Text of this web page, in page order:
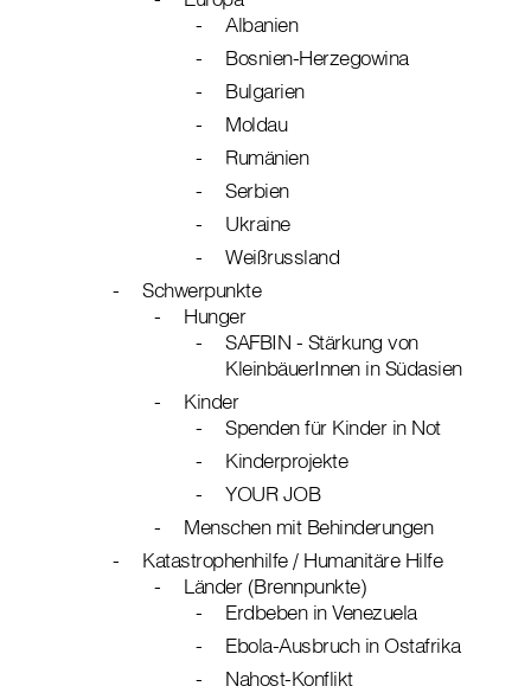
Albanien
Bosnien-Herzegowina
Bulgarien
Moldau
Rumänien
Serbien
Ukraine
Weißrussland
Schwerpunkte
Hunger
SAFBIN - Stärkung von
KleinbäuerInnen in Südasien
Kinder
Spenden für Kinder in Not
Kinderprojekte
YOUR JOB
Menschen mit Behinderungen
Katastrophenhilfe / Humanitäre Hilfe
Länder (Brennpunkte)
Erdbeben in Venezuela
Ebola-Ausbruch in Ostafrika
Nahost-Konflikt